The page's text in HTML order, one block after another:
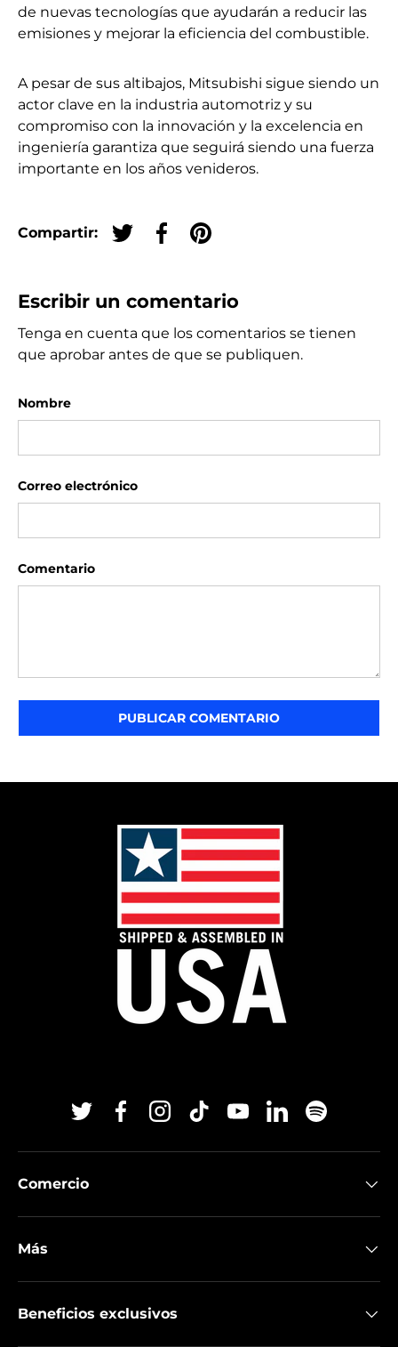
de nuevas tecnologías que ayudarán a reducir las
emisiones y mejorar la eficiencia del combustible.
A pesar de sus altibajos, Mitsubishi sigue siendo un
actor clave en la industria automotriz y su
compromiso con la innovación y la excelencia en
ingeniería garantiza que seguirá siendo una fuerza
importante en los años venideros.
Compartir:
Tuitear en Twitter
Compartir en Facebook
Crear un Pin en Pinterest
Escribir un comentario
Tenga en cuenta que los comentarios se tienen
que aprobar antes de que se publiquen.
Nombre
Correo electrónico
Comentario
PUBLICAR COMENTARIO
TwitterFacebookInstagram
TikTokYouTubeLinkedinSpotify
Comercio
Más
Beneficios exclusivos